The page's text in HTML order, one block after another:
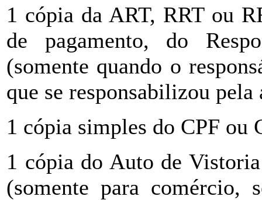
1 cópia da ART, RRT ou
de pagamento, do
(somente quando o
que se responsabilizou
1 cópia simples do CPF ou
1 cópia do Auto de
(somente para comércio,